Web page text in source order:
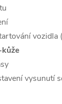
vysunutí